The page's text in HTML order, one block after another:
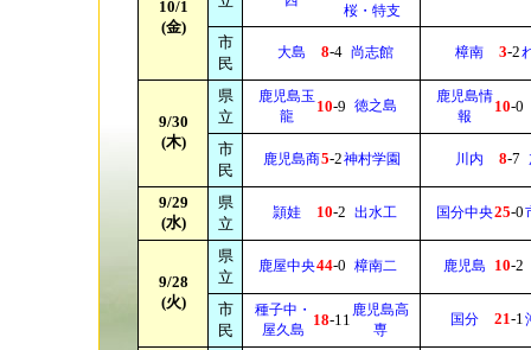
10/1
(金)
桜・特支
市
民
大島 8-4 尚志館 樟南 3-2
9/30
(木)
県
立
鹿児島玉
龍
10-9 徳之島
鹿児島情
報
10-0
市
民
鹿児島商5-2神村学園 川内 8-7
9/29
(水)
県
立
頴娃 10-2 出水工 国分中央25-0
9/28
(火)
県
立
鹿屋中央44-0 樟南二 鹿児島 10-2
市
民
種子中・
屋久島
18-11
鹿児島高
専
国分 21-1